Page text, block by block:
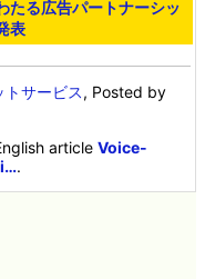
たる広告パートナーシッ
表
トサービス, Posted by
articleVoice-
.